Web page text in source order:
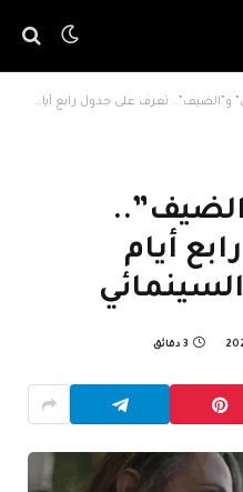
تعرف على جدول رابع أيام مهرجان القاهرة السينمائي
أيام
3 دقائق